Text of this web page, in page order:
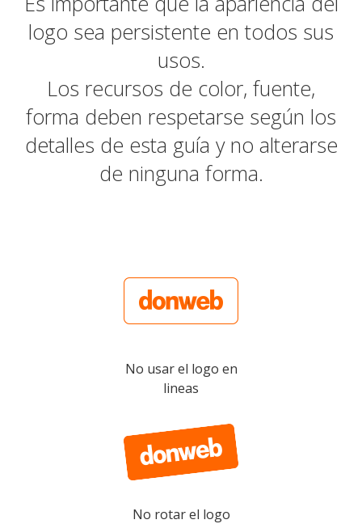
logo sea persistente en todos sus
usos.
Los recursos de color, fuente,
forma deben respetarse según los
detalles de esta guía y no alterarse
de ninguna forma.
No usar el logo en
lineas
No rotar el logo